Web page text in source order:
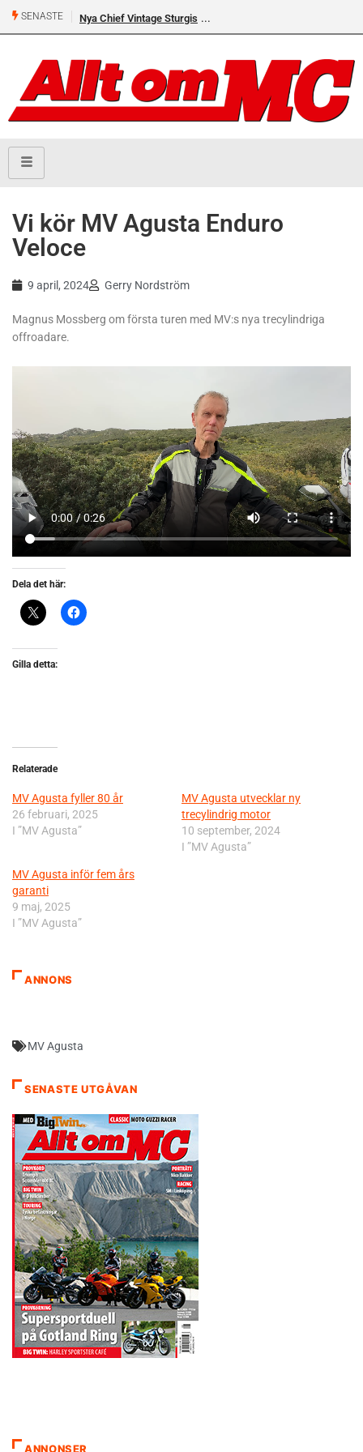
SENASTE Nya Chief Vintage Sturgis
Vi kör MV Agusta Enduro
Veloce
9 april, 2024 Gerry Nordström
Magnus Mossberg om första turen med MV:s nya trecylindriga
offroadare.
Dela det här:
Gilla detta:
Relaterade
MV Agusta fyller 80 år
26 februari, 2025
I ”MV Agusta”
MV Agusta utvecklar ny
trecylindrig motor
10 september, 2024
I ”MV Agusta”
MV Agusta inför fem års
garanti
9 maj, 2025
I ”MV Agusta”
ANNONS
MV Agusta
SENASTE UTGÅVAN
ANNONSER